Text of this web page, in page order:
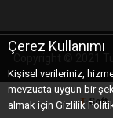
Çerez Kullanımı
Kişisel verileriniz,
mevzuata uygun bir
almak için Gizlilik
Copyright © 2021
T-Soft